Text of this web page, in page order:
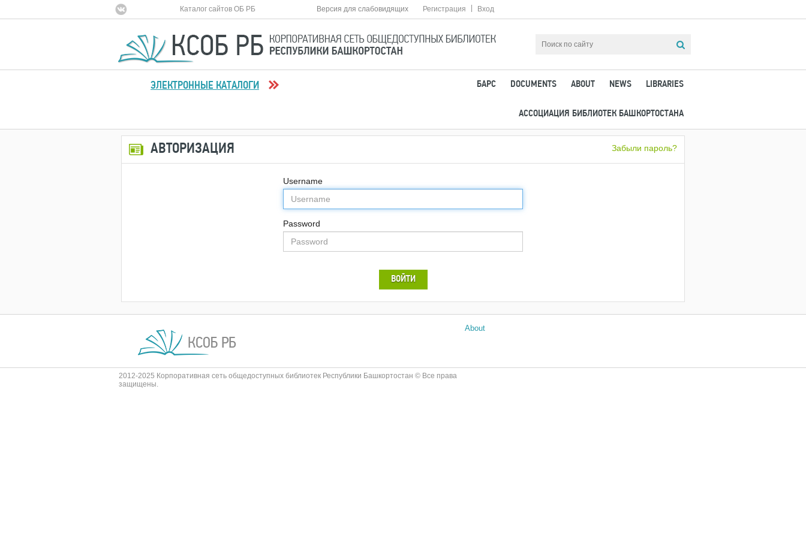
Каталог сайтов ОБ РБ Версия для слабовидящих Вход
Регистрация
ЭЛЕКТРОННЫЕ КАТАЛОГИ LIBRARIES
NEWS
ABOUT
DOCUMENTS
БАРС
АССОЦИАЦИЯ БИБЛИОТЕК БАШКОРТОСТАНА
АВТОРИЗАЦИЯ Забыли пароль?
Username
Password
ВОЙТИ
About
2012-2025 Корпоративная сеть общедоступных библиотек Республики Башкортостан © Все права
защищены.